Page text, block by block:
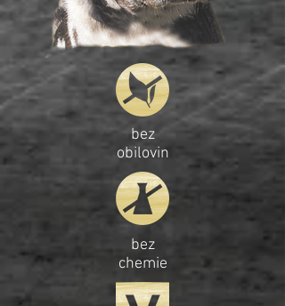
bez
obilovin
bez
chemie